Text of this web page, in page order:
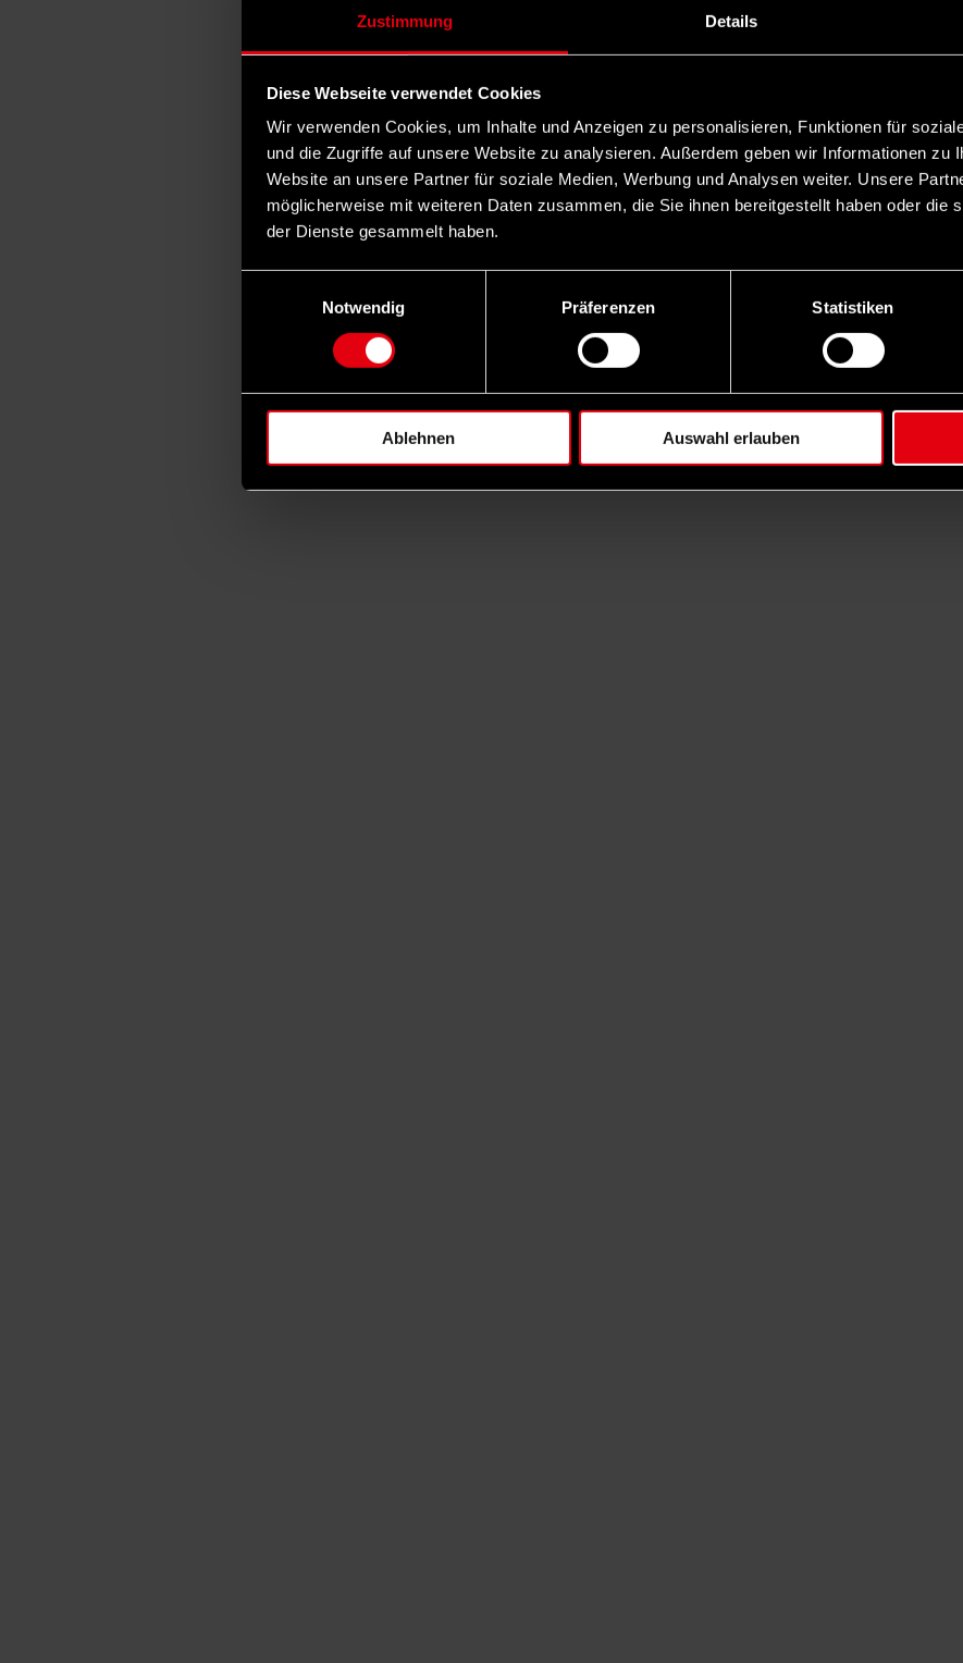
Zustimmung Details
Diese Webseite verwendet Cookies
Wir verwenden Cookies, um Inhalte und Anzeigen zu personalisieren, Funktionen für
und die Zugriffe auf unsere Website zu analysieren. Außerdem geben wir Informationen zu
Website an unsere Partner für soziale Medien, Werbung und Analysen weiter. Unsere
möglicherweise mit weiteren Daten zusammen, die Sie ihnen bereitgestellt haben oder die
der Dienste gesammelt haben.
Notwendig
Präferenzen Statistiken
Ablehnen Auswahl erlauben